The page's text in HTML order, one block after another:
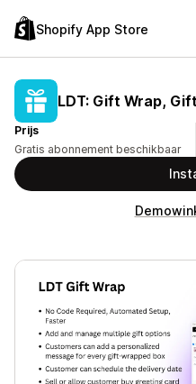
Shopify App Store
LDT: Gift Wrap,
Prijs
Gratis abonnement beschikbaar